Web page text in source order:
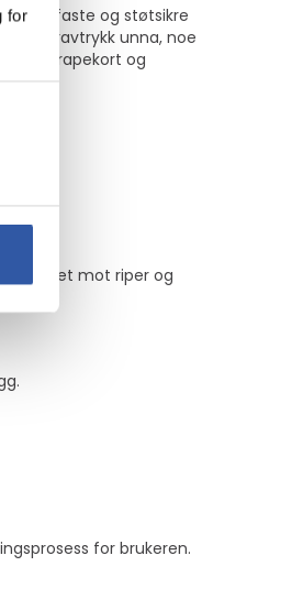
forripefaste og støtsikre
fingeravtrykk unna, noe
et skrapekort og
trygghet mot riper og
for brukeren.